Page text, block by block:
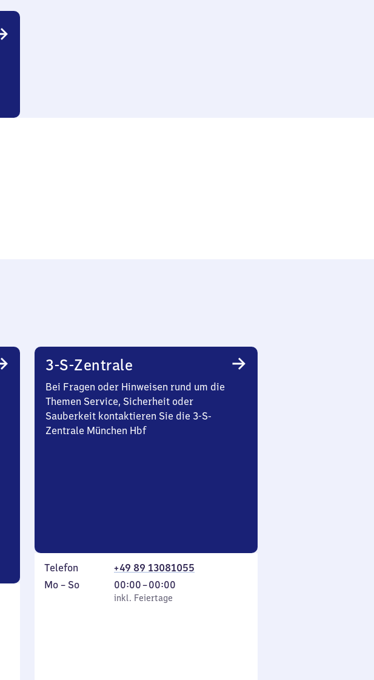
3-S-Zentrale
Bei Fragen oder Hinweisen rund um die
Themen Service, Sicherheit oder
Sauberkeit kontaktieren Sie die 3-S-
Zentrale München Hbf
Telefon
+49 89 13081055
Montag
Mo – So,
inkl. Feiertage
00:00–00:00
Von
0
inkl. Feiertage